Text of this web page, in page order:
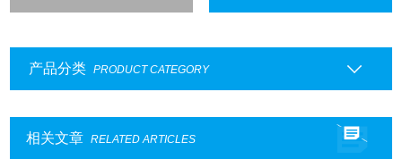
产品分类 PRODUCT CATEGORY
相关文章 RELATED ARTICLES